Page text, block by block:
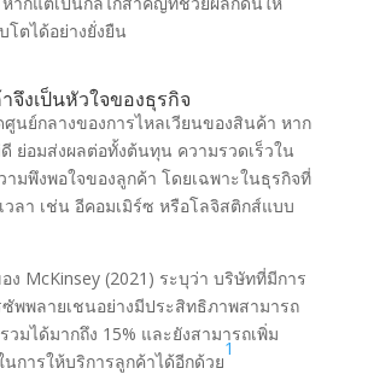
โตได้อย่างยั่งยืน
งเป็นหัวใจของธุรกิจ
นย์กลางของการไหลเวียนของสินค้า หาก
ย่อมส่งผลต่อทั้งต้นทุน ความรวดเร็วใน
ามพึงพอใจของลูกค้า โดยเฉพาะในธุรกิจที่
ลา เช่น อีคอมเมิร์ซ หรือโลจิสติกส์แบบ
ง McKinsey (2021) ระบุว่า บริษัทที่มีการ
พพลายเชนอย่างมีประสิทธิภาพสามารถ
มได้มากถึง 15% และยังสามารถเพิ่ม
การให้บริการลูกค้าได้อีกด้วย
1